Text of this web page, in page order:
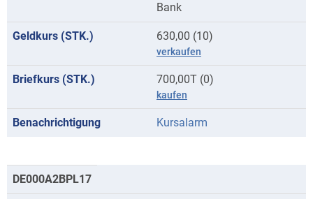
Bank
630,00 (10)
verkaufen
700,00T (0)
kaufen
Kursalarm
DE000A2BPL17